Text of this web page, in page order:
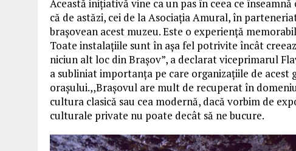
Această inițiativă vine ca un pas în ceea ce
că de astăzi, cei de la Asociația Amural, în
brașovean acest muzeu. Este o experiență
Toate instalațiile sunt în așa fel potrivite încât
niciun alt loc din Brașov”, a declarat viceprimarul
a subliniat importanța pe care organizațiile de
orașului.,,Brașovul are mult de recuperat în
cultura clasică sau cea modernă, dacă vorbim de
culturale private nu poate decât să ne bucure.